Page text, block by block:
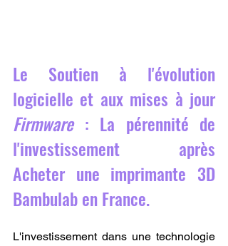
Le Soutien à l'évolution
Firmware : La pérennité de
l'investissement après
Acheter une imprimante 3D
Bambulab en France.
L'investissement dans une technologie